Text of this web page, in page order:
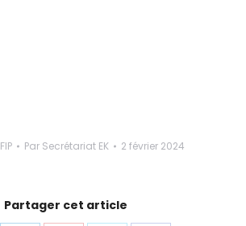
FIP Par Secrétariat EK 2 février 2024
Partager cet article